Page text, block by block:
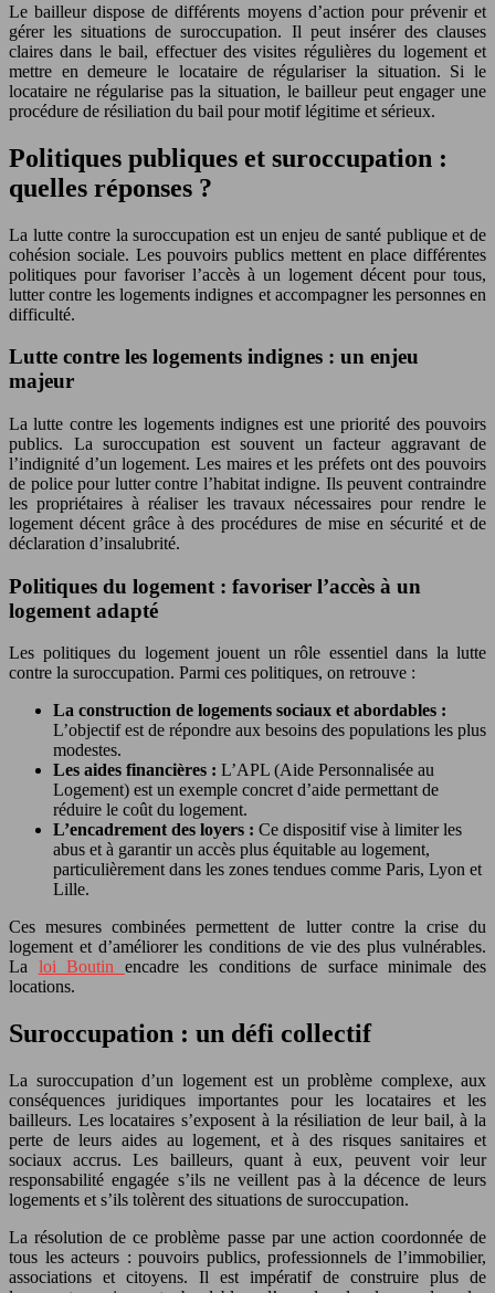
Le bailleur dispose de différents moyens d’action pour prévenir et
gérer les situations de suroccupation. Il peut insérer des clauses
claires dans le bail, effectuer des visites régulières du logement et
mettre en demeure le locataire de régulariser la situation. Si le
locataire ne régularise pas la situation, le bailleur peut engager une
procédure de résiliation du bail pour motif légitime et sérieux.
Politiques publiques et suroccupation :
quelles réponses ?
La lutte contre la suroccupation est un enjeu de santé publique et de
cohésion sociale. Les pouvoirs publics mettent en place différentes
politiques pour favoriser l’accès à un logement décent pour tous,
lutter contre les logements indignes et accompagner les personnes en
difficulté.
Lutte contre les logements indignes : un enjeu
majeur
La lutte contre les logements indignes est une priorité des pouvoirs
publics. La suroccupation est souvent un facteur aggravant de
l’indignité d’un logement. Les maires et les préfets ont des pouvoirs
de police pour lutter contre l’habitat indigne. Ils peuvent contraindre
les propriétaires à réaliser les travaux nécessaires pour rendre le
logement décent grâce à des procédures de mise en sécurité et de
déclaration d’insalubrité.
Politiques du logement : favoriser l’accès à un
logement adapté
Les politiques du logement jouent un rôle essentiel dans la lutte
contre la suroccupation. Parmi ces politiques, on retrouve :
La construction de logements sociaux et abordables :
L’objectif est de répondre aux besoins des populations les plus
modestes.
Les aides financières : L’APL (Aide Personnalisée au
Logement) est un exemple concret d’aide permettant de
réduire le coût du logement.
L’encadrement des loyers : Ce dispositif vise à limiter les
abus et à garantir un accès plus équitable au logement,
particulièrement dans les zones tendues comme Paris, Lyon et
Lille.
Ces mesures combinées permettent de lutter contre la crise du
logement et d’améliorer les conditions de vie des plus vulnérables.
La loi Boutin encadre les conditions de surface minimale des
locations.
Suroccupation : un défi collectif
La suroccupation d’un logement est un problème complexe, aux
conséquences juridiques importantes pour les locataires et les
bailleurs. Les locataires s’exposent à la résiliation de leur bail, à la
perte de leurs aides au logement, et à des risques sanitaires et
sociaux accrus. Les bailleurs, quant à eux, peuvent voir leur
responsabilité engagée s’ils ne veillent pas à la décence de leurs
logements et s’ils tolèrent des situations de suroccupation.
La résolution de ce problème passe par une action coordonnée de
tous les acteurs : pouvoirs publics, professionnels de l’immobilier,
associations et citoyens. Il est impératif de construire plus de